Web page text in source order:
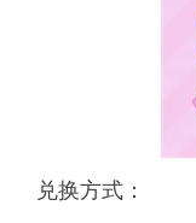
兑换方式：